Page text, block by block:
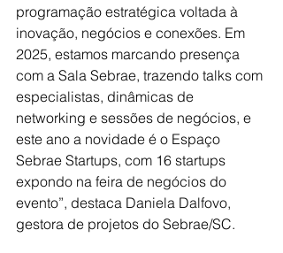
programação estratégica voltada à
inovação, negócios e conexões. Em
2025, estamos marcando presença
com a Sala Sebrae, trazendo talks com
especialistas, dinâmicas de
networking e sessões de negócios, e
este ano a novidade é o Espaço
Sebrae Startups, com 16 startups
expondo na feira de negócios do
evento”, destaca Daniela Dalfovo,
gestora de projetos do Sebrae/SC.